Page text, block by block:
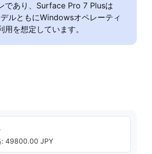
であり、Surface Pro 7 Plusは
ルともにWindowsオペレーティ
を想定しています。
: 49800.00 JPY